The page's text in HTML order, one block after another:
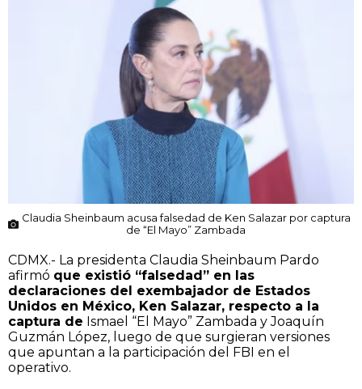
Claudia Sheinbaum acusa falsedad de Ken Salazar por captura
de “El Mayo” Zambada
CDMX.- La presidenta Claudia Sheinbaum Pardo
afirmó que existió “falsedad” en las
declaraciones del exembajador de Estados
Unidos en México, Ken Salazar, respecto a la
captura de Ismael “El Mayo” Zambada y Joaquín
Guzmán López, luego de que surgieran versiones
que apuntan a la participación del FBI en el
operativo.